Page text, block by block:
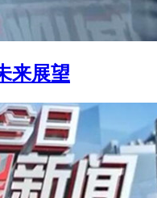
来展望